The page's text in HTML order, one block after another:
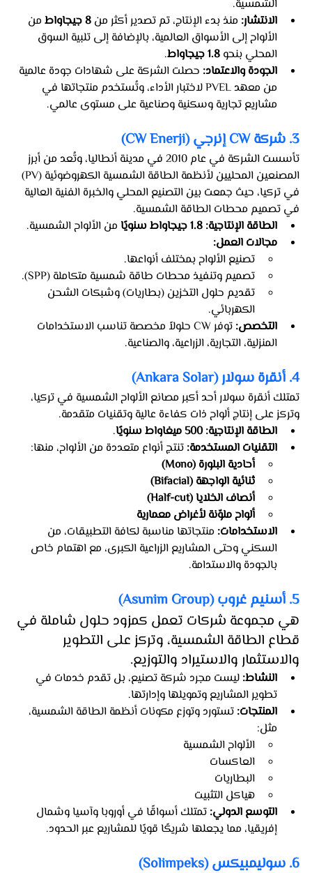
الشمسية.
الانتشار: منذ بدء الإنتاج، تم تصدير أكثر من 8 جيجاواط
من
الألواح إلى الأسواق العالمية، بالإضافة إلى تلبية السوق
المحلي بنحو 1.8 جيجاواط
.
الجودة والاعتماد: حصلت الشركة على شهادات جودة عالمية
من معهد PVEL لاختبار الأداء، وتُستخدم منتجاتها في
مشاريع تجارية وسكنية وصناعية على مستوى عالمي.
3. شركة CW إنرجي (CW Enerji)
تأسست الشركة في عام 2010 في مدينة أنطاليا، وتُعد من أبرز
المصنعين المحليين لأنظمة الطاقة الشمسية الكهروضوئية (PV)
في تركيا، حيث جمعت بين التصنيع المحلي والخبرة الفنية العالية
في تصميم محطات الطاقة الشمسية.
الطاقة الإنتاجية: 1.8 جيجاواط سنويًا
من الألواح الشمسية.
مجالات العمل:
تصنيع الألواح بمختلف أنواعها.
تصميم وتنفيذ محطات طاقة شمسية متكاملة (SPP).
تقديم حلول التخزين (بطاريات) وشبكات الشحن
الكهربائي.
التخصص:
توفر CW حلولاً مخصصة تناسب الاستخدامات
المنزلية، التجارية، الزراعية، والصناعية.
4. أنقرة سولار (Ankara Solar)
تمتلك أنقرة سولار أحد أكبر مصانع الألواح الشمسية في تركيا،
وتركز على إنتاج ألواح ذات كفاءة عالية وتقنيات متقدمة.
الطاقة الإنتاجية: 500 ميغاواط سنويًا
.
التقنيات المستخدمة: تنتج أنواع متعددة من الألواح، منها:
أحادية البلورة (Mono)
ثنائية الواجهة (Bifacial)
أنصاف الخلايا (Half-cut)
ألواح ملوّنة لأغراض معمارية
الاستخدامات: منتجاتها مناسبة لكافة التطبيقات، من
السكني وحتى المشاريع الزراعية الكبرى، مع اهتمام خاص
بالجودة والاستدامة.
5. أسنيم غروب (Asunim Group)
هي مجموعة شركات تعمل كمزود حلول شاملة في
قطاع الطاقة الشمسية، وتركز على التطوير
والاستثمار والاستيراد والتوزيع.
النشاط: ليست مجرد شركة تصنيع، بل تقدم خدمات في
تطوير المشاريع وتمويلها وإدارتها.
المنتجات: تستورد وتوزع مكونات أنظمة الطاقة الشمسية،
مثل:
الألواح الشمسية
العاكسات
البطاريات
هياكل التثبيت
التوسع الدولي: تمتلك أسواقًا في أوروبا وآسيا وشمال
إفريقيا، مما يجعلها شريكًا قويًا للمشاريع عبر الحدود.
6. سوليمبيكس (Solimpeks)